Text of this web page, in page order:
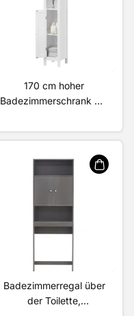
170 cm hoher
Badezimmerschrank mit
Einlegeböden,
mit einer Tür,
Kippsicherung, offene
Fächer, für Zuhause,
kleine Räume,
Badezimmer, Küche,
Wohnzimmer, Weiß
Badezimmerregal über
der Toilette,